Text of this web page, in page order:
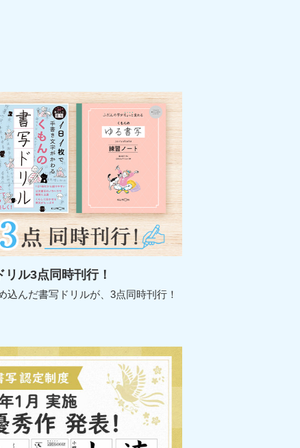
リル3点同時刊行！
込んだ書写ドリルが、3点同時刊行！